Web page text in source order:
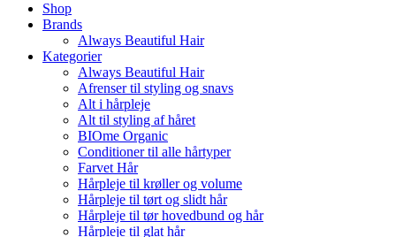
Shop
Brands
Always Beautiful Hair
Kategorier
Always Beautiful Hair
Afrenser til styling og snavs
Alt i hårpleje
Alt til styling af håret
BIOme Organic
Conditioner til alle hårtyper
Farvet Hår
Hårpleje til krøller og volume
Hårpleje til tørt og slidt hår
Hårpleje til tør hovedbund og hår
Hårpleje til glat hår